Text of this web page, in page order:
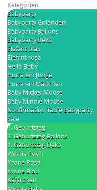
Kategorien
Babyparty
Babyparty Girlanden
Babyparty Ballons
Babyparty Deko
Elefant blau
Elefant rosa
Hello Baby
Hurra ein Junge
Hurra ein Mädchen
Baby Mickey Mouse
Baby Minnie Mouse
Konfirmation Taufe Babyparty
Sale
1. Geburtstag
1. Geburtstag Ballons
1. Geburtstag Deko
Winnie Pooh
Krone Rosa
Krone Blau
Käferchen